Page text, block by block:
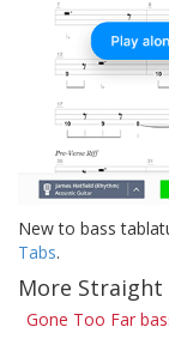
New to bass
Tabs.
More Straight
Gone Too Far